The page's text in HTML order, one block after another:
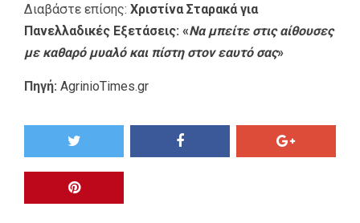
Διαβάστε επίσης: Χριστίνα Σταρακά για
Πανελλαδικές Εξετάσεις: «Να μπείτε στις αίθουσες
με καθαρό μυαλό και πίστη στον εαυτό σας»
Πηγή: AgrinioTimes.gr